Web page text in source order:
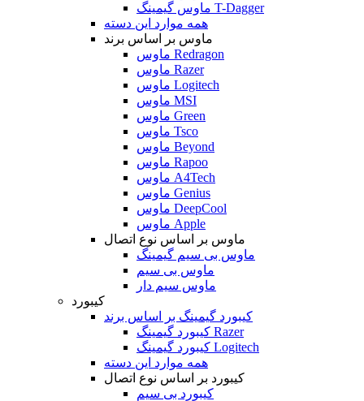
ماوس گیمینگ T-Dagger
همه موارد این دسته
ماوس بر اساس برند
ماوس Redragon
ماوس Razer
ماوس Logitech
ماوس MSI
ماوس Green
ماوس Tsco
ماوس Beyond
ماوس Rapoo
ماوس A4Tech
ماوس Genius
ماوس DeepCool
ماوس Apple
ماوس بر اساس نوع اتصال
ماوس بی سیم گیمینگ
ماوس بی سیم
ماوس سیم دار
کیبورد
کیبورد گیمینگ بر اساس برند
کیبورد گیمینگ Razer
کیبورد گیمینگ Logitech
همه موارد این دسته
کیبورد بر اساس نوع اتصال
کیبورد بی سیم